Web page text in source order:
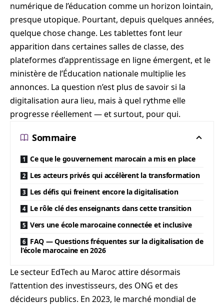
numérique de l’éducation comme un horizon lointain,
presque utopique. Pourtant, depuis quelques années,
quelque chose change. Les tablettes font leur
apparition dans certaines salles de classe, des
plateformes d’apprentissage en ligne émergent, et le
ministère de l’Éducation nationale multiplie les
annonces. La question n’est plus de savoir si la
digitalisation aura lieu, mais à quel rythme elle
progresse réellement — et surtout, pour qui.
Sommaire
Ce que le gouvernement marocain a mis en place
Les acteurs privés qui accélèrent la transformation
Les défis qui freinent encore la digitalisation
Le rôle clé des enseignants dans cette transition
Vers une école marocaine connectée et inclusive
FAQ — Questions fréquentes sur la digitalisation de
l’école marocaine en 2026
Le secteur EdTech au Maroc attire désormais
l’attention des investisseurs, des ONG et des
décideurs publics. En 2023, le marché mondial de